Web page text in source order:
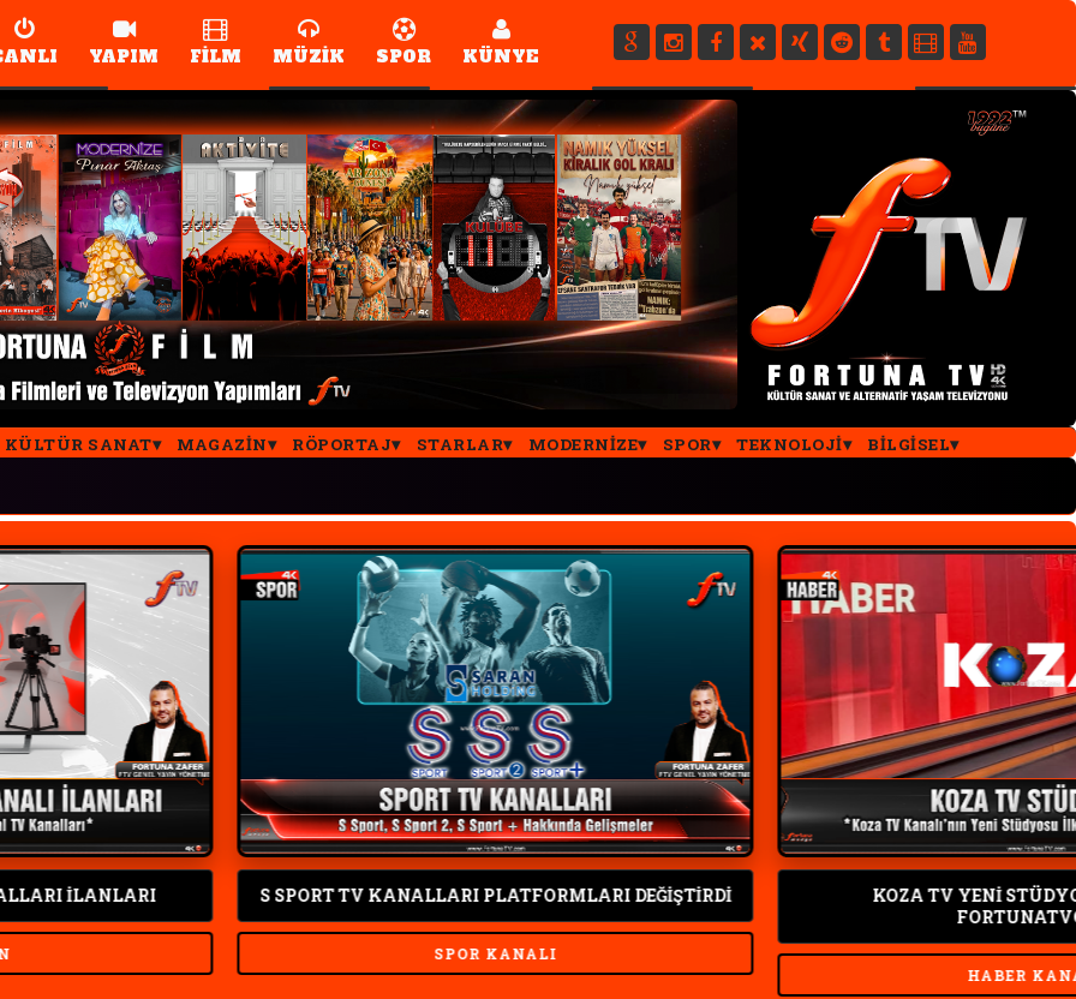
YAPIM FİLM MÜZİK SPOR KÜNYE
KÜLTÜR SANAT MAGAZIN RÖPORTAJ STARLAR MODERNIZE SPOR TEKNOLOJI BILGISEL
S SPORT TV KANALLARI PLATFORMLARI DEĞİŞTİRDİ
KOZA TV YENİ STÜDYOLARI İLK KEZ